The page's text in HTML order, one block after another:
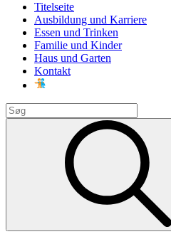
Titelseite
Ausbildung und Karriere
Essen und Trinken
Familie und Kinder
Haus und Garten
Kontakt
Search
for: